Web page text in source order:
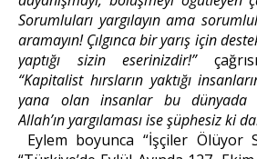
Sorumluları yargılayın ama
aramayın! Çılgınca bir yarış için
yaptığı sizin eserinizdir!”
“Kapitalist hırsların yaktığı
yana olan insanlar bu dünyada
Allah’ın yargılaması ise şüphesiz ki
Eylem boyunca “İşçiler Ölüyor